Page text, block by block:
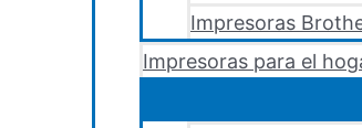
Impresoras
Impresoras para el